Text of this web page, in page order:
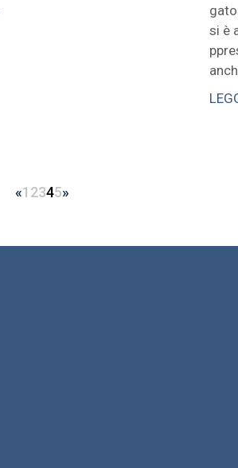
si è
«1 2345»